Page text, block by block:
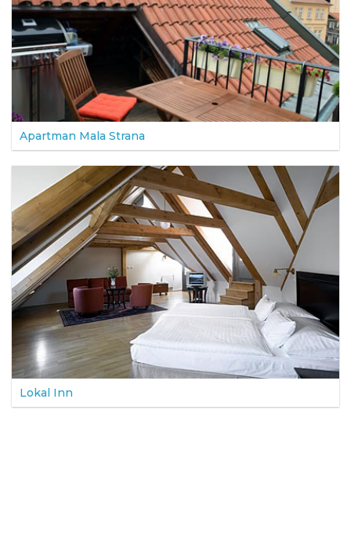
Apartman Mala Strana
Lokal Inn